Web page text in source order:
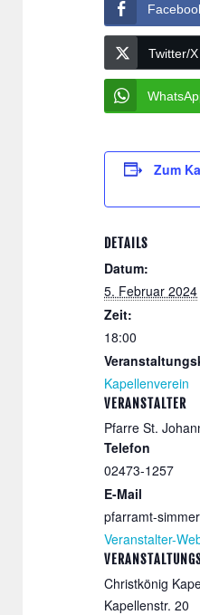
Twitter/X
Zum
DETAILS
Datum:
5. Februar 2024
Zeit:
18:00
Kapellenverein
Christkönig
Kapellenstr. 20
VERANSTALTER
Pfarre St.
Telefon
02473-1257
E-Mail
pfarramt-
Veranstalter-